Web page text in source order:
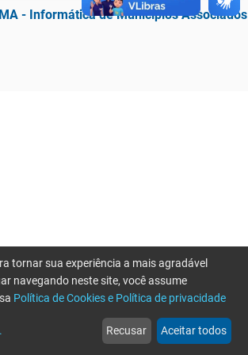
- Informática de Municípios Associados
web
Notícias
more_horiz
Mais
tornar sua experiência a mais agradável
navegando neste site, você assume
Política de Cookies e Política de privacidade
Recusar Aceitar todos
por favor tente novamente